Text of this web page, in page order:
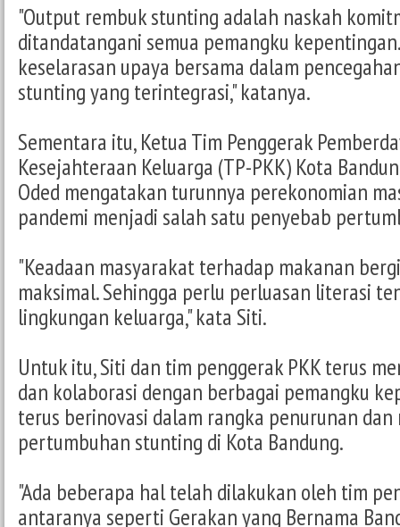
"Output rembuk stunting adalah naskah
ditandatangani semua pemangku
keselarasan upaya bersama dalam
stunting yang terintegrasi," katanya.
Sementara itu, Ketua Tim Penggerak
Kesejahteraan Keluarga (TP-PKK) Kota
Oded mengatakan turunnya perekonomian
pandemi menjadi salah satu penyebab
"Keadaan masyarakat terhadap makanan
maksimal. Sehingga perlu perluasan literasi
lingkungan keluarga," kata Siti.
Untuk itu, Siti dan tim penggerak PKK terus
dan kolaborasi dengan berbagai pemangku
terus berinovasi dalam rangka penurunan dan
pertumbuhan stunting di Kota Bandung.
"Ada beberapa hal telah dilakukan oleh tim
antaranya seperti Gerakan yang Bernama